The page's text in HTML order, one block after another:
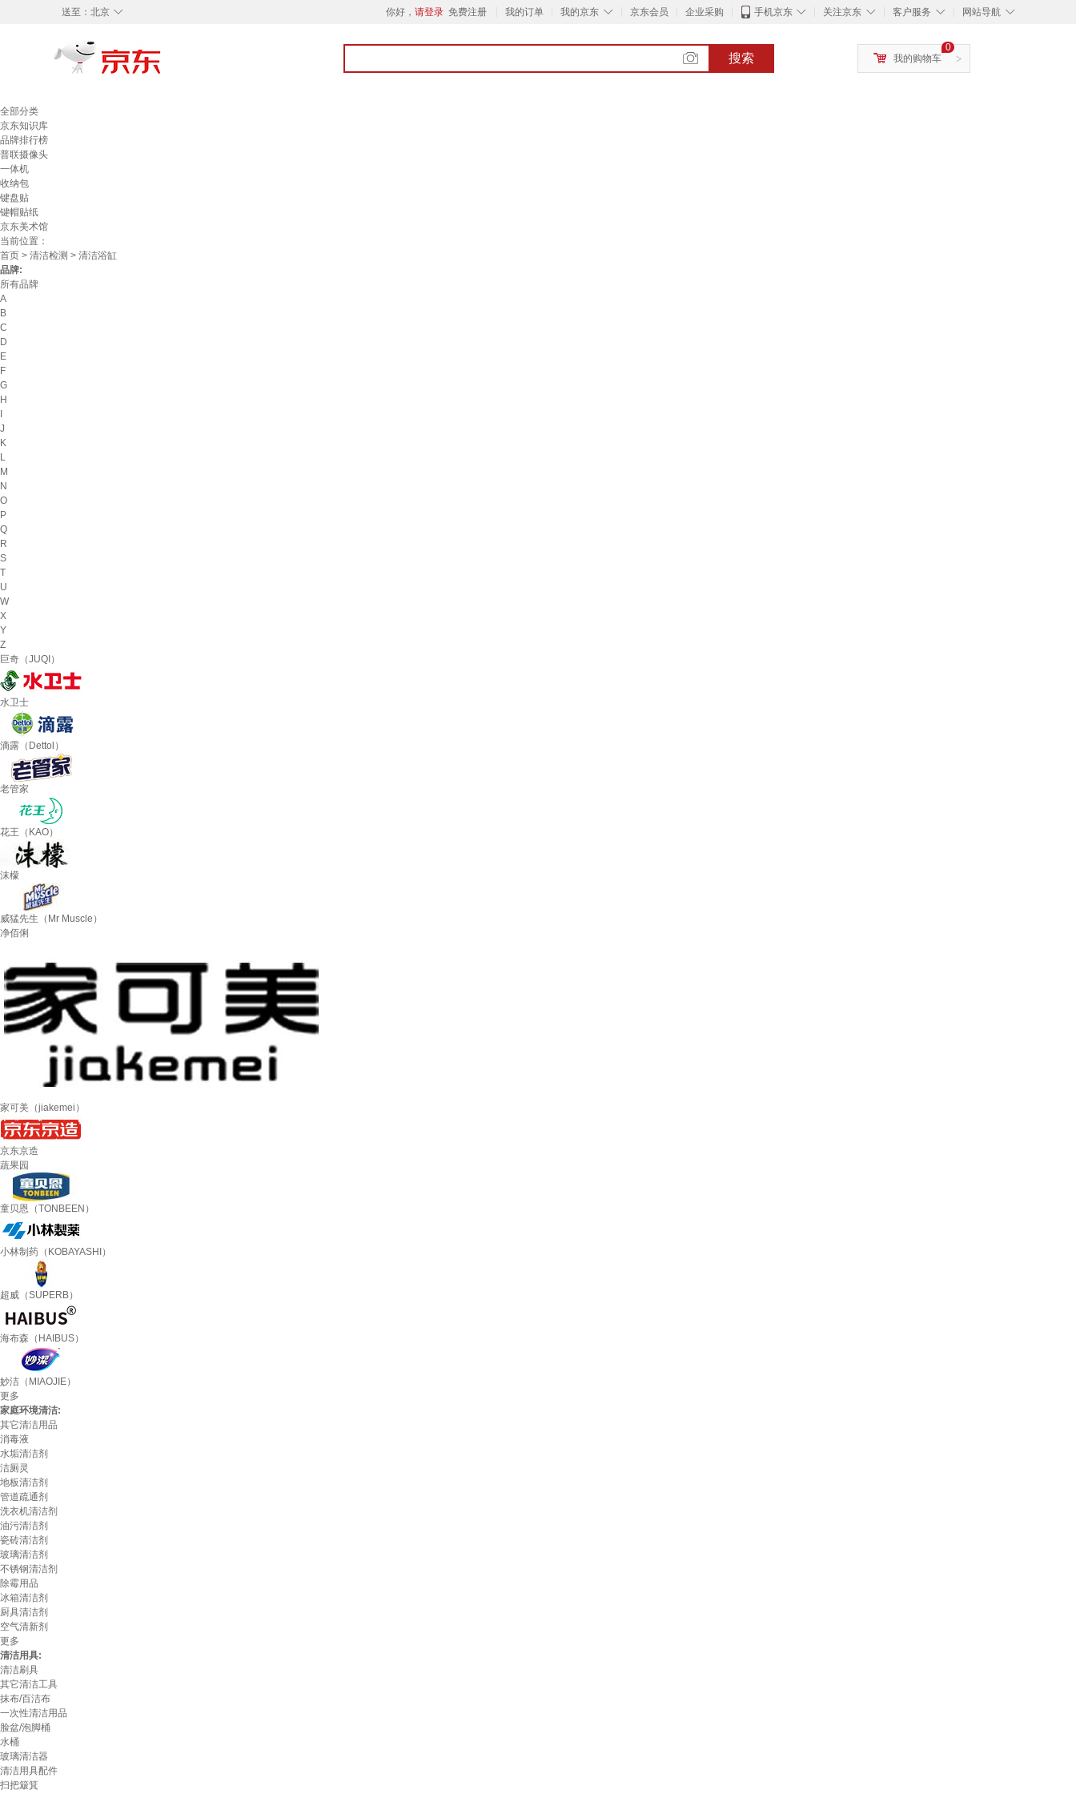
◇
送至： 北京 你好， 请登录 免费注册 我的订单 ◇
我的京东 京东会员 企业采购 ◇
手机京东 ◇
关注京东 ◇
客户服务 ◇
网站导航
搜索 >
0
我的购物车
全部分类
京东知识库
品牌排行榜
普联摄像头
一体机
收纳包
键盘贴
键帽贴纸
京东美术馆
当前位置：
首页 > 清洁检测 > 清洁浴缸
品牌:
所有品牌
A
B
C
D
E
F
G
H
J
K
L
M
N
O
P
Q
R
S
T
U
W
X
Y
Z
巨奇（JUQI）
水卫士
滴露（Dettol）
老管家
花王（KAO）
沫檬
威猛先生（Mr Muscle）
净佰俐
家可美（jiakemei）
京东京造
蔬果园
童贝恩（TONBEEN）
小林制药（KOBAYASHI）
超威（SUPERB）
海布森（HAIBUS）
妙洁（MIAOJIE）
更多
家庭环境清洁:
其它清洁用品
消毒液
水垢清洁剂
洁厕灵
地板清洁剂
管道疏通剂
洗衣机清洁剂
油污清洁剂
瓷砖清洁剂
玻璃清洁剂
不锈钢清洁剂
除霉用品
冰箱清洁剂
厨具清洁剂
空气清新剂
更多
清洁用具:
清洁刷具
其它清洁工具
抹布/百洁布
一次性清洁用品
脸盆/泡脚桶
水桶
玻璃清洁器
清洁用具配件
扫把簸箕